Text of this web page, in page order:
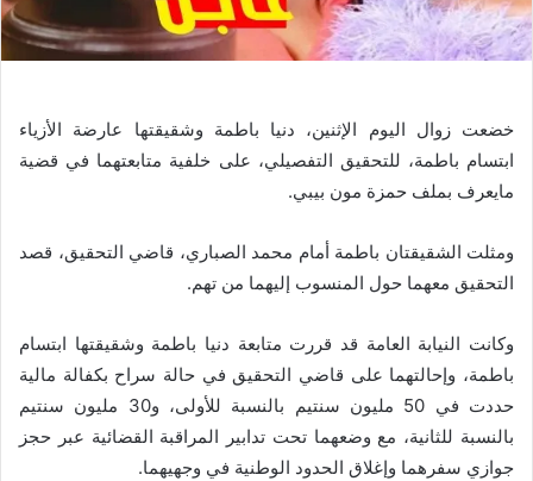
خضعت زوال اليوم الإثنين، دنيا باطمة وشقيقتها عارضة الأزياء
ابتسام باطمة، للتحقيق التفصيلي، على خلفية متابعتهما في قضية
مايعرف بملف حمزة مون بيبي.
ومثلت الشقيقتان باطمة أمام محمد الصباري، قاضي التحقيق، قصد
التحقيق معهما حول المنسوب إليهما من تهم.
وكانت النيابة العامة قد قررت متابعة دنيا باطمة وشقيقتها ابتسام
باطمة، وإحالتهما على قاضي التحقيق في حالة سراح بكفالة مالية
حددت في 50 مليون سنتيم بالنسبة للأولى، و30 مليون سنتيم
بالنسبة للثانية، مع وضعهما تحت تدابير المراقبة القضائية عبر حجز
جوازي سفرهما وإغلاق الحدود الوطنية في وجهيهما.